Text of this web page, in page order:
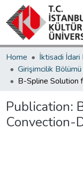
Home
Publication:
Convection-